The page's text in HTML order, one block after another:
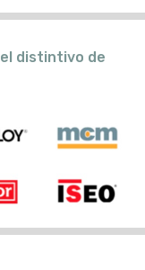
distintivo de